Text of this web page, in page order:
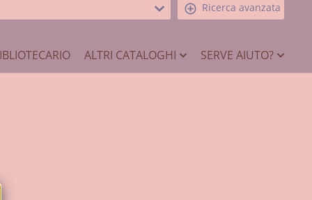
Ricerca avanzata
ALTRI CATALOGHI SERVE AIUTO?